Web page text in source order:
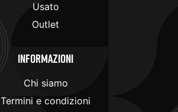
Usato
Outlet
Informazioni
Chi siamo
Termini e condizioni